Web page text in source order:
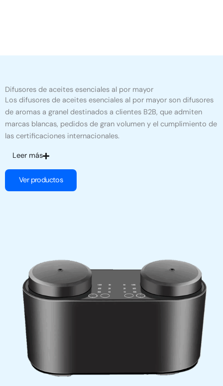
Difusores de aceites esenciales al por mayor
Los difusores de aceites esenciales al por mayor son difusores
de aromas a granel destinados a clientes B2B, que admiten
marcas blancas, pedidos de gran volumen y el cumplimiento de
las certificaciones internacionales.
Leer más
Ver productos